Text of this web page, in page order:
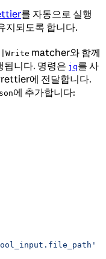
를 자동으로 실행
지되도록 합니다.
matcher와 함께
됩니다. 명령은 jq를 사
에 전달합니다.
에 추가합니다:
|